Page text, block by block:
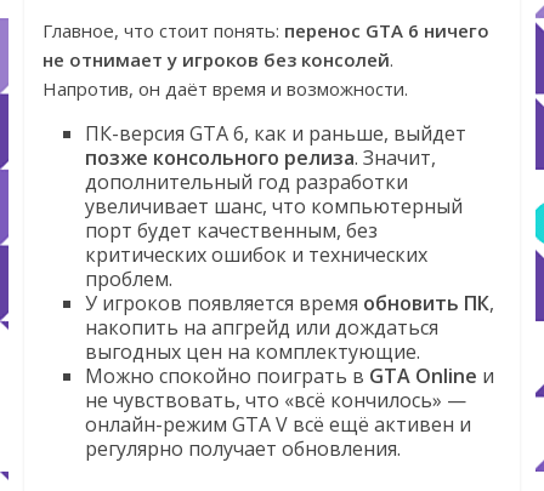
Главное, что стоит понять: перенос GTA 6 ничего
не отнимает у игроков без консолей.
Напротив, он даёт время и возможности.
ПК-версия GTA 6, как и раньше, выйдет
позже консольного релиза. Значит,
дополнительный год разработки
увеличивает шанс, что компьютерный
порт будет качественным, без
критических ошибок и технических
проблем.
У игроков появляется время обновить ПК,
накопить на апгрейд или дождаться
выгодных цен на комплектующие.
Можно спокойно поиграть в GTA Online и
не чувствовать, что «всё кончилось» —
онлайн-режим GTA V всё ещё активен и
регулярно получает обновления.